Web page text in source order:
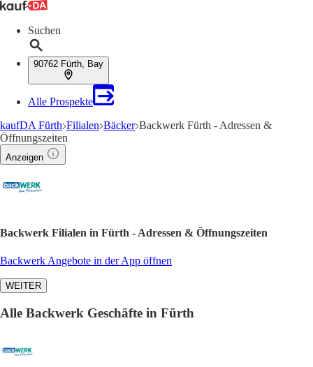
Suchen
90762 Fürth, Bay
Alle Prospekte
kaufDA Fürth Filialen Bäcker Backwerk Fürth - Adressen &
Öffnungszeiten
Anzeigen
Backwerk Filialen in Fürth - Adressen & Öffnungszeiten
Backwerk Angebote in der App öffnen
WEITER
Alle Backwerk Geschäfte in Fürth